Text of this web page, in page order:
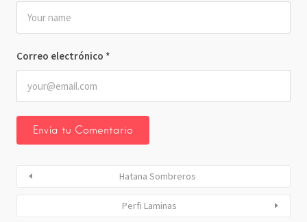
Correo electrónico *
Hatana Sombreros
Perfi Laminas